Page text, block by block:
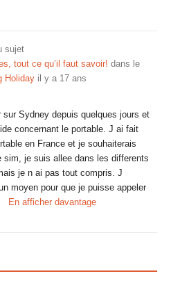
sujet
tout ce qu’il faut savoir! dans le
Holiday il y a 17 ans
Sydney depuis quelques jours et
concernant le portable. J ai fait
en France et je souhaiterais
sim, je suis allee dans les differents
je n ai pas tout compris. J
moyen pour que je puisse appeler
En afficher davantage